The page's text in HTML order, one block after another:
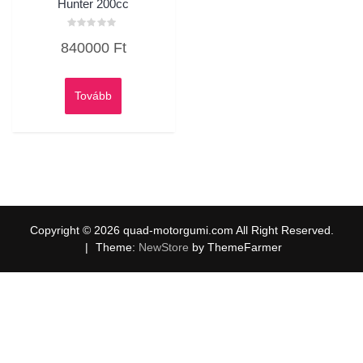
Hunter 200cc
0
840000 Ft
Tovább
Copyright © 2026 quad-motorgumi.com All Right Reserved.
|
Theme: NewStore by ThemeFarmer